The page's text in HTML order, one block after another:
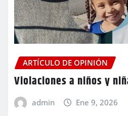
ARTÍCULO DE OPINIÓN
Violaciones a niños y
admin Ene 9, 2026